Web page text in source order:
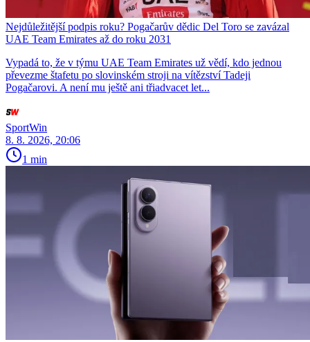
Nejdůležitější podpis roku? Pogačarův dědic Del Toro se zavázal
UAE Team Emirates až do roku 2031
Vypadá to, že v týmu UAE Team Emirates už vědí, kdo jednou
převezme štafetu po slovinském stroji na vítězství Tadeji
Pogačarovi. A není mu ještě ani třiadvacet let...
SportWin
8. 8. 2026, 20:06
1 min